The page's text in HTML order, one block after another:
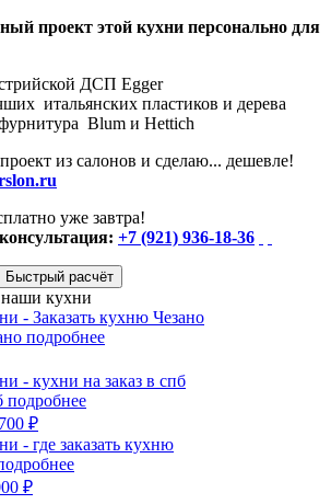
проект этой кухни персонально для
ДСП Egger
итальянских пластиков и дерева
Blum и Hettich
из салонов и сделаю... дешевле!
уже завтра!
+7 (921) 936-18-36
Быстрый расчёт
кухни
подробнее
подробнее
₽
₽